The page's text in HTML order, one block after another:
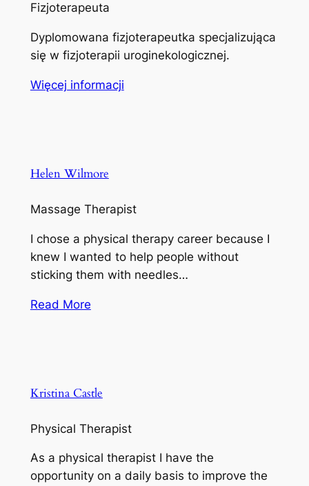
Fizjoterapeuta
Dyplomowana fizjoterapeutka specjalizująca
się w fizjoterapii uroginekologicznej.
Więcej informacji
Helen Wilmore
Massage Therapist
I chose a physical therapy career because I
knew I wanted to help people without
sticking them with needles…
Read More
Kristina Castle
Physical Therapist
As a physical therapist I have the
opportunity on a daily basis to improve the